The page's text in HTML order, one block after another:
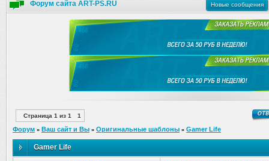
Форум сайта ART-PS.RU Новые сообщения
Страница 1 из 1 1
Форум » Ваш сайт и Вы » Оригинальные шаблоны » Gamer Life
Gamer Life